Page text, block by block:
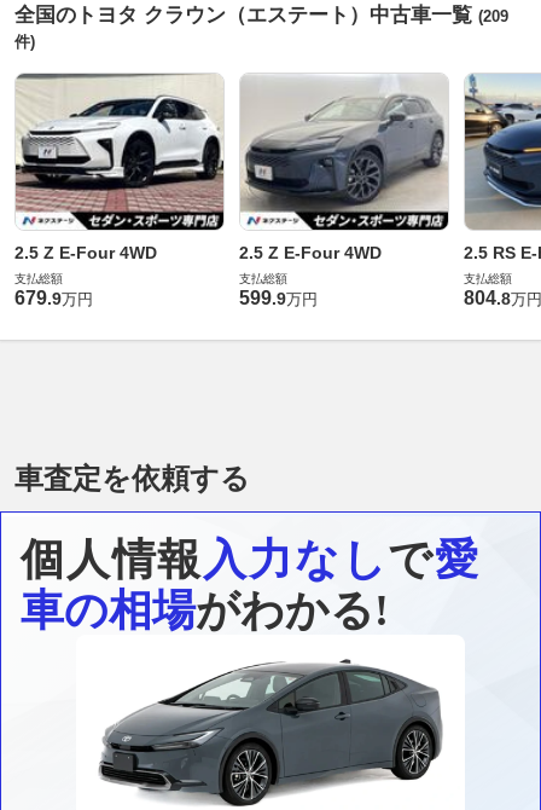
全国のトヨタ クラウン（エステート）中古車一覧 (209
件)
2.5 Z E-Four 4WD
支払総額
679.9万円
2.5 Z E-Four 4WD
支払総額
599.9万円
2.5 RS
支払総額
804.8万円
車査定を依頼する
個人情報入力なしで愛
車の相場がわかる!